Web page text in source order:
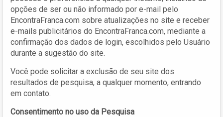
opções de ser ou não informado por e-mail pelo
EncontraFranca.com sobre atualizações no site e receber
e-mails publicitários do EncontraFranca.com, mediante a
confirmação dos dados de login, escolhidos pelo Usuário
durante a sugestão do site.
Você pode solicitar a exclusão de seu site dos
resultados de pesquisa, a qualquer momento, entrando
em contato.
Consentimento no uso da Pesquisa